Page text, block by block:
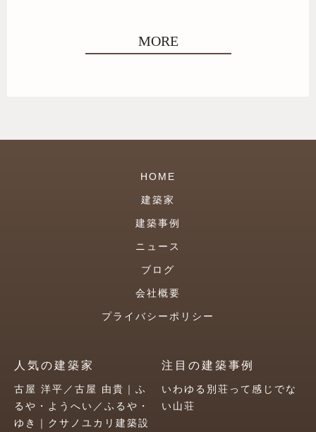
MORE
HOME
建築家
建築事例
ニュース
ブログ
会社概要
プライバシーポリシー
人気の建築家
古屋 洋平／古屋 由貴｜ふ
るや・ようへい／ふるや・
ゆき｜クサノユカリ建築設
注目の建築事例
いわゆる別荘って感じでな
い山荘